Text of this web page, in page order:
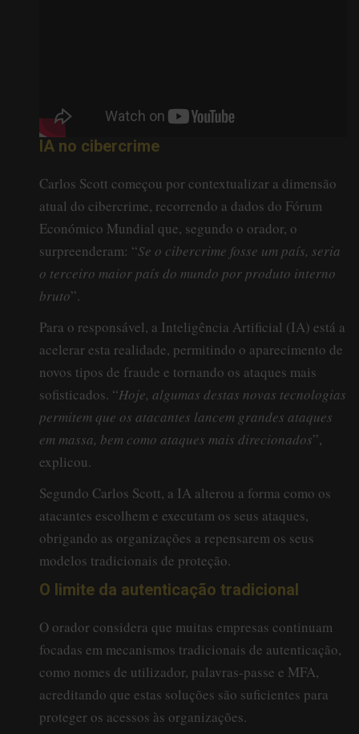
IA no cibercrime
Carlos Scott começou por contextualizar a dimensão
atual do cibercrime, recorrendo a dados do Fórum
Económico Mundial que, segundo o orador, o
surpreenderam: “Se o cibercrime fosse um país, seria
o terceiro maior país do mundo por produto interno
bruto”.
Para o responsável, a Inteligência Artificial (IA) está a
acelerar esta realidade, permitindo o aparecimento de
novos tipos de fraude e tornando os ataques mais
sofisticados. “Hoje, algumas destas novas tecnologias
permitem que os atacantes lancem grandes ataques
em massa, bem como ataques mais direcionados”,
explicou.
Segundo Carlos Scott, a IA alterou a forma como os
atacantes escolhem e executam os seus ataques,
obrigando as organizações a repensarem os seus
modelos tradicionais de proteção.
O limite da autenticação tradicional
O orador considera que muitas empresas continuam
focadas em mecanismos tradicionais de autenticação,
como nomes de utilizador, palavras-passe e MFA,
acreditando que estas soluções são suficientes para
proteger os acessos às organizações.